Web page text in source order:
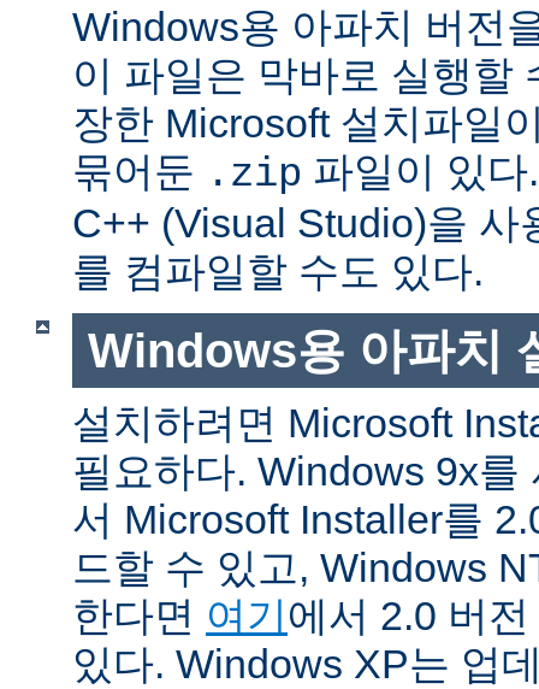
Windows용 아파치 버전
이 파일은 막바로 실행할
장한 Microsoft 설치파일
묶어둔 .zip 파일이 있
C++ (Visual Studio)을 사
를 컴파일할 수도 있다.
Windows용 아파치
설치하려면 Microsoft
필요하다. Windows 9x
서 Microsoft Installer를
드할 수 있고, Windows
한다면 여기 에서 2.0 버
있다. Windows XP는 업